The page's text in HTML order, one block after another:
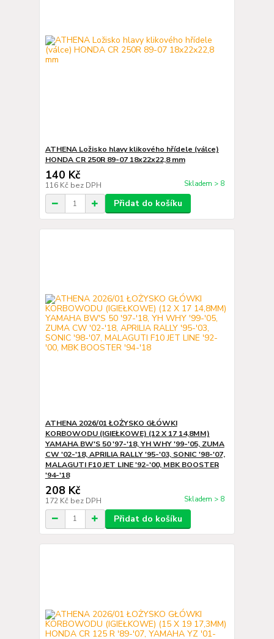
ATHENA Ložisko hlavy klikového hřídele (válce)
HONDA CR 250R 89-07 18x22x22,8 mm
140 Kč
116 Kč bez DPH Skladem > 8
Přidat do košíku
ATHENA 2026/01 ŁOŻYSKO GŁÓWKI
KORBOWODU (IGIEŁKOWE) (12 X 17 14,8MM)
YAMAHA BW'S 50 '97-'18, YH WHY '99-'05, ZUMA
CW '02-'18, APRILIA RALLY '95-'03, SONIC '98-'07,
MALAGUTI F10 JET LINE '92-'00, MBK BOOSTER
'94-'18
208 Kč
172 Kč bez DPH Skladem > 8
Přidat do košíku